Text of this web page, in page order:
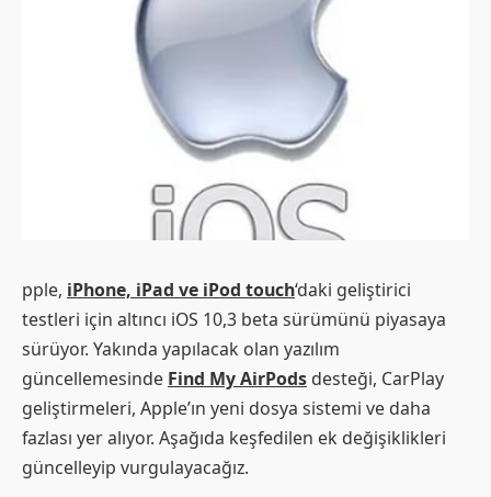
pple, iPhone, iPad ve iPod touch‘daki geliştirici
testleri için altıncı iOS 10,3 beta sürümünü piyasaya
sürüyor. Yakında yapılacak olan yazılım
güncellemesinde Find My AirPods desteği, CarPlay
geliştirmeleri, Apple’ın yeni dosya sistemi ve daha
fazlası yer alıyor. Aşağıda keşfedilen ek değişiklikleri
güncelleyip vurgulayacağız.